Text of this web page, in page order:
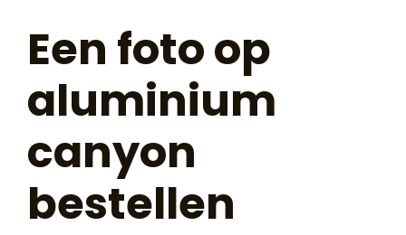
Een foto op
aluminium
canyon
bestellen